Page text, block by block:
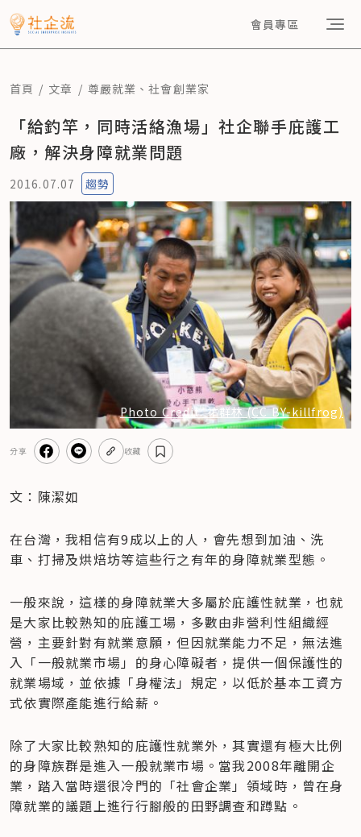
會員專區
首頁 文章 尊嚴就業 、社會創業家
「給釣竿，同時活絡漁場」社企聯手庇護工
廠，解決身障就業問題
2016.07.07 趨勢
Photo Credit: 祐群林 (CC BY-killfrog)
分享 收藏
文：陳潔如
在台灣，我相信有9成以上的人，會先想到加油、洗
車、打掃及烘焙坊等這些行之有年的身障就業型態。
一般來說，這樣的身障就業大多屬於庇護性就業，也就
是大家比較熟知的庇護工場，多數由非營利性組織經
營，主要針對有就業意願，但因就業能力不足，無法進
入「一般就業市場」的身心障礙者，提供一個保護性的
就業場域，並依據「身權法」規定，以低於基本工資方
式依實際產能進行給薪。
除了大家比較熟知的庇護性就業外，其實還有極大比例
的身障族群是進入一般就業市場。當我2008年離開企
業，踏入當時還很冷門的「社會企業」領域時，曾在身
障就業的議題上進行行腳般的田野調查和蹲點。